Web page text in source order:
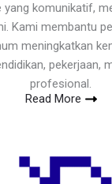
komunikatif,
Kami membantu
meningkatkan
pekerjaan,
profesional.
Read More